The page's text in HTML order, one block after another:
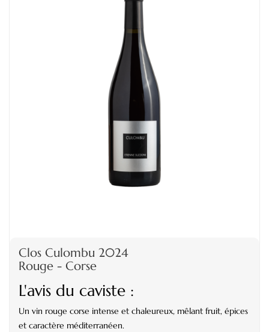
Clos Culombu 2024
Rouge - Corse
L'avis du caviste :
Un vin rouge corse intense et chaleureux, mêlant fruit, épices
et caractère méditerranéen.